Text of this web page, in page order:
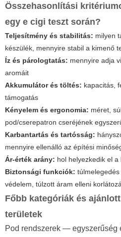
Összehasonlítási
egy e cigi teszt során?
Teljesítmény és stabilitás: milyen
készülék, mennyire stabil a kimenő
Íz és párologtatás: mennyire adja
aromáit
Akkumulátor és töltés: kapacitás,
támogatás
Kényelem és ergonomia: méret,
pod/cserepatron cseréjének
Karbantartás és tartósság:
mennyire ellenálló az építési
Ár-érték arány: hol helyezkedik el
Biztonsági funkciók:
védelem, túlzott áram elleni
Főbb kategóriák és
területek
Pod rendszerek — egyszerűség